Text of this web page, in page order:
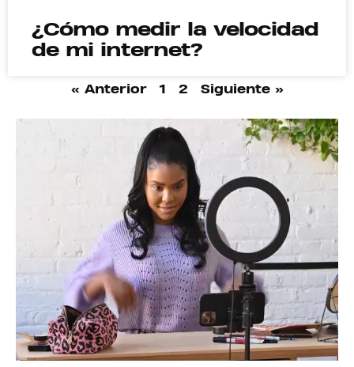
¿Cómo medir la velocidad
de mi internet?
« Anterior 1 2 Siguiente »